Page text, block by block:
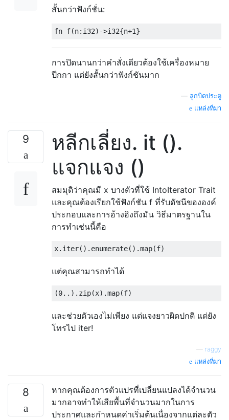
สั้นกว่าฟังก์ชั่น:
การปิดนานกว่าคำสั่งเดียวต้องใช้เครื่องหมาย
ปีกกา แต่ยังสั้นกว่าฟังก์ชันมาก
ลูกบิดประตู
แหล่งที่มา
9
หลีกเลี่ยง. it ().
แจกแจง ()
สมมุติว่าคุณมี x บางตัวที่ใช้ IntoIterator Trait
และคุณต้องเรียกใช้ฟังก์ชัน f ที่รับดัชนีขององค์
ประกอบและการอ้างอิงถึงมัน วิธีมาตรฐานใน
การทำเช่นนี้คือ
แต่คุณสามารถทำได้
และช่วยตัวเองไม่เพียง แต่แจงยาวผิดปกติ แต่ยัง
โทรไป iter!
raggy
แหล่งที่มา
8
หากคุณต้องการตัวแปรที่เปลี่ยนแปลงได้จำนวน
มากอาจทำให้เสียพื้นที่จำนวนมากในการ
ประกาศและกำหนดค่าเริ่มต้นเนื่องจากแต่ละตัว